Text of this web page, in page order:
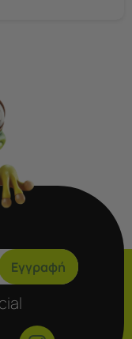
Εγγραφή